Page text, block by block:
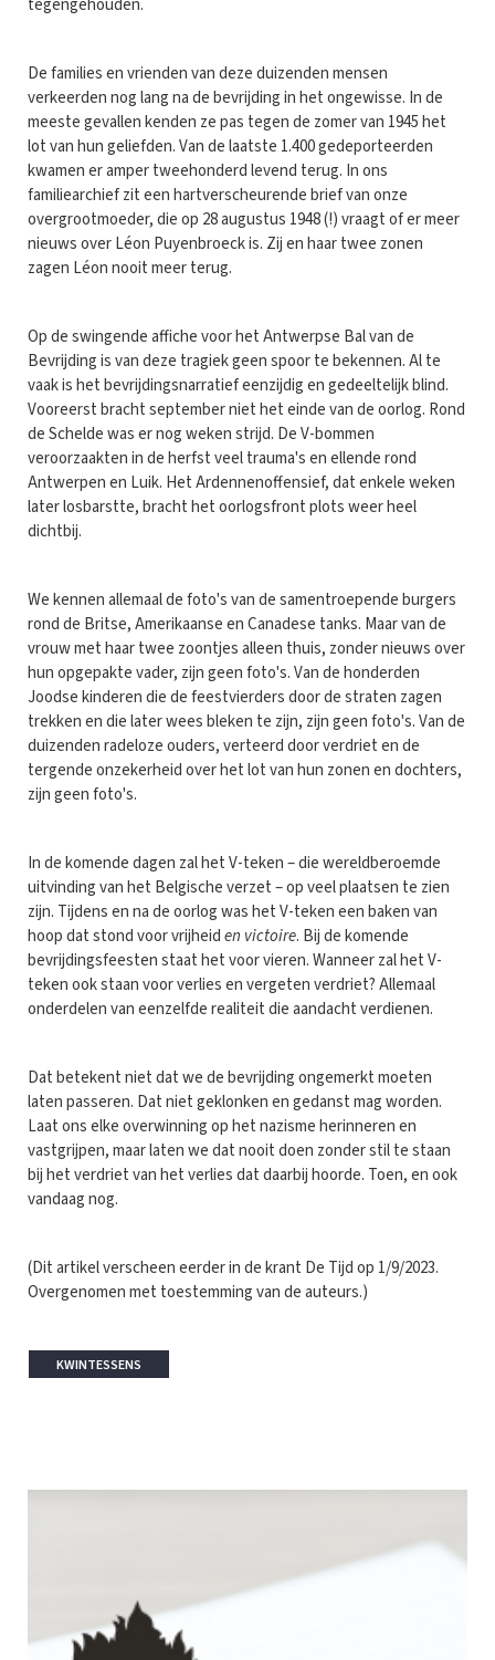
tegengehouden.
De families en vrienden van deze duizenden mensen
verkeerden nog lang na de bevrijding in het ongewisse. In de
meeste gevallen kenden ze pas tegen de zomer van 1945 het
lot van hun geliefden. Van de laatste 1.400 gedeporteerden
kwamen er amper tweehonderd levend terug. In ons
familiearchief zit een hartverscheurende brief van onze
overgrootmoeder, die op 28 augustus 1948 (!) vraagt of er meer
nieuws over Léon Puyenbroeck is. Zij en haar twee zonen
zagen Léon nooit meer terug.
Op de swingende affiche voor het Antwerpse Bal van de
Bevrijding is van deze tragiek geen spoor te bekennen. Al te
vaak is het bevrijdingsnarratief eenzijdig en gedeeltelijk blind.
Vooreerst bracht september niet het einde van de oorlog. Rond
de Schelde was er nog weken strijd. De V-bommen
veroorzaakten in de herfst veel trauma's en ellende rond
Antwerpen en Luik. Het Ardennenoffensief, dat enkele weken
later losbarstte, bracht het oorlogsfront plots weer heel
dichtbij.
We kennen allemaal de foto's van de samentroepende burgers
rond de Britse, Amerikaanse en Canadese tanks. Maar van de
vrouw met haar twee zoontjes alleen thuis, zonder nieuws over
hun opgepakte vader, zijn geen foto's. Van de honderden
Joodse kinderen die de feestvierders door de straten zagen
trekken en die later wees bleken te zijn, zijn geen foto's. Van de
duizenden radeloze ouders, verteerd door verdriet en de
tergende onzekerheid over het lot van hun zonen en dochters,
zijn geen foto's.
In de komende dagen zal het V-teken – die wereldberoemde
uitvinding van het Belgische verzet – op veel plaatsen te zien
zijn. Tijdens en na de oorlog was het V-teken een baken van
hoop dat stond voor vrijheiden victoire. Bij de komende
bevrijdingsfeesten staat het voor vieren. Wanneer zal het V-
teken ook staan voor verlies en vergeten verdriet? Allemaal
onderdelen van eenzelfde realiteit die aandacht verdienen.
Dat betekent niet dat we de bevrijding ongemerkt moeten
laten passeren. Dat niet geklonken en gedanst mag worden.
Laat ons elke overwinning op het nazisme herinneren en
vastgrijpen, maar laten we dat nooit doen zonder stil te staan
bij het verdriet van het verlies dat daarbij hoorde. Toen, en ook
vandaag nog.
(Dit artikel verscheen eerder in de krant De Tijd op 1/9/2023.
Overgenomen met toestemming van de auteurs.)
KWINTESSENS